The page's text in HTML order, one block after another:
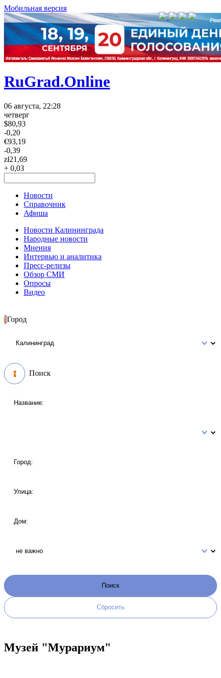
Мобильная версия
RuGrad.Online
06 августа, 22:28
четверг
$80,93
-0,20
€93,19
-0,39
zł21,69
+ 0,03
Новости
Справочник
Афиша
Новости Калининграда
Народные новости
Мнения
Интервью и аналитика
Пресс-релизы
Обзор СМИ
Опросы
Видео
Город
Поиск
Музей "Мурариум"